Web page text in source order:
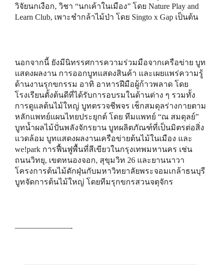
วิจัยนกเงือก, วิชา “นกเค้าในเมือง” โดย Nature Play and
Learn Club, เพาะชำกล้าไม้ป่า โดย Singto x Gap เป็นต้น
นอกจากนี้ ยังมีนิทรรศการความร่วมมือจากเครือข่าย บูท
แสดงผลงาน การออกบูทแสดงสินค้า และเผยแพร่ความรู้
ด้านงานรุกขกรรม อาทิ อาหารฝีมือผู้ก้าวพลาด โดย
โรงเรียนตั้งต้นดีที่ได้รับการอบรมในด้านต่าง ๆ รวมทั้ง
การดูแลต้นไม้ใหญ่ บูทตรวจชีพจร เช็กสมดุลร่างกายตาม
หลักแพทย์แผนไทยประยุกต์ โดย ทีมแพทย์ “ณ สมดุลย์”
บูทน้ำผลไม้ปั่นพลังจักรยาน บูทผลิตภัณฑ์ที่เป็นมิตรต่อสิ่ง
แวดล้อม บูทแสดงผลงานเครือข่ายต้นไม้ในเมือง และ
we!park การฟื้นฟูพื้นที่สีเขียวในกรุงเทพมหานคร เช่น
ถนนวิทยุ, เขตหนองจอก, สุขุมวิท 26 และยานนาวา
โครงการต้นไม้ดักฝุ่นกับมหาวิทยาลัยพระจอมเกล้าธนบุรี
บูทจัดการต้นไม้ใหญ่ โดยทีมรุกขกรสวนจตุจักร
———————-